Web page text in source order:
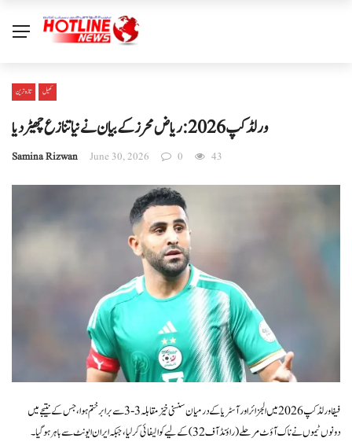
تازہ ترین کھیل
ورلڈ کپ 2026: ریاض محرز کے بیان نے نیا تنازع چھیڑ دیا
Samina Rizwan June 30, 2026 0 43
فیفا ورلڈ کپ 2026 میں الجزائر اور آسٹریا کے درمیان سنسنی خیز مقابلہ 3-3 سے برابر ختم ہوا، جس کے نتیجے میں
دونوں ٹیموں نے ناک آؤٹ مرحلے (راؤنڈ آف 32) کے لیے کوالیفائی کر لیا، جبکہ ایران ایونٹ سے باہر ہو گیا۔